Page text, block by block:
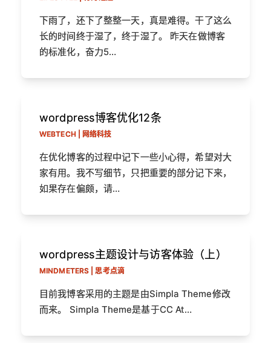
下雨了，还下了整整一天，真是难得。干了这么
长的时间终于湿了，终于湿了。 昨天在做博客
的标准化，奋力5…
wordpress博客优化12条
WEBTECH | 网络科技
在优化博客的过程中记下一些小心得，希望对大
家有用。我不写细节，只把重要的部分记下来，
如果存在偏颇，请…
wordpress主题设计与访客体验（上）
MINDMETERS | 思考点滴
目前我博客采用的主题是由Simpla Theme修改
而来。 Simpla Theme是基于CC At…